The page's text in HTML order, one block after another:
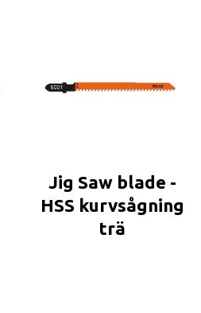
Jig Saw blade -
HSS kurvsågning
trä